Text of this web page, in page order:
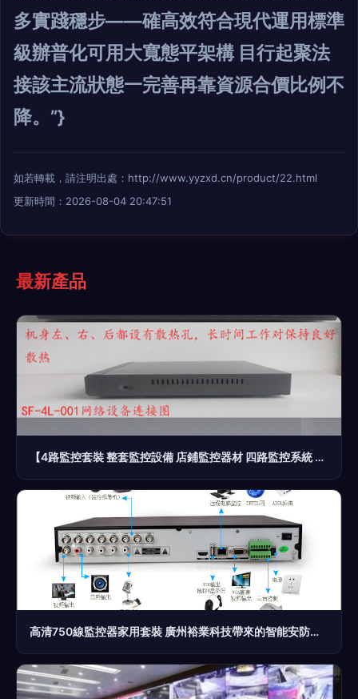
多實踐穩步——確高效符合現代運用標準
級辦普化可用大寬態平架構 目行起聚法
接該主流狀態一完善再靠資源合價比例不
降。”}
如若轉載，請注明出處：http://www.yyzxd.cn/product/22.html
更新時間：2026-08-04 20:47:51
最新產品
【4路監控套裝 整套監控設備 店鋪監控器材 四路監控系統 2T】價格,廠家,圖片,集成監控系統,深圳市晟峰商貿-
高清750線監控器家用套裝 廣州裕業科技帶來的智能安防新選擇